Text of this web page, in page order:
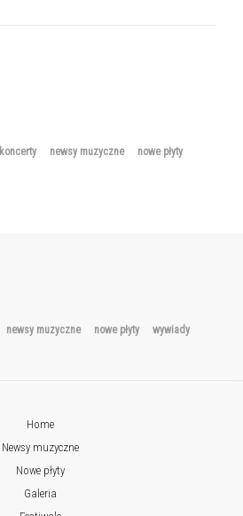
koncerty newsy muzyczne
nowe płyty
newsy muzyczne nowe płyty wywiady
Home
Newsy muzyczne
Nowe płyty
Galeria